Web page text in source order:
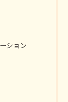
ション